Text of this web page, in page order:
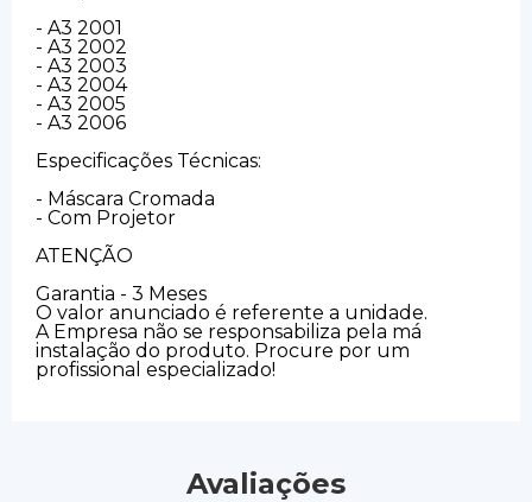
- A3 2001
- A3 2002
- A3 2003
- A3 2004
- A3 2005
- A3 2006
Especificações Técnicas:
- Máscara Cromada
- Com Projetor
ATENÇÃO
Garantia - 3 Meses
O valor anunciado é referente a unidade.
A Empresa não se responsabiliza pela má
instalação do produto. Procure por um
profissional especializado!
Avaliações